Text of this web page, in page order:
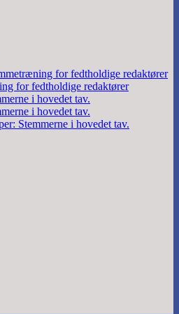
for fedtholdige redaktører
for fedtholdige redaktører
i hovedet tav.
i hovedet tav.
Stemmerne i hovedet tav.